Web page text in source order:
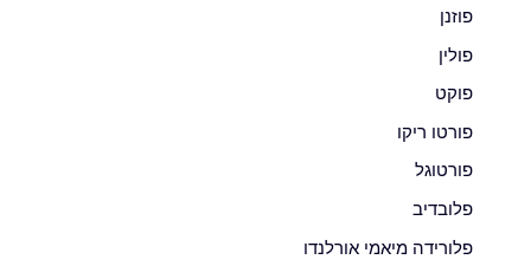
פוזנן
פולין
פוקט
פורטו ריקו
פורטוגל
פלובדיב
פלורידה מיאמי אורלנדו